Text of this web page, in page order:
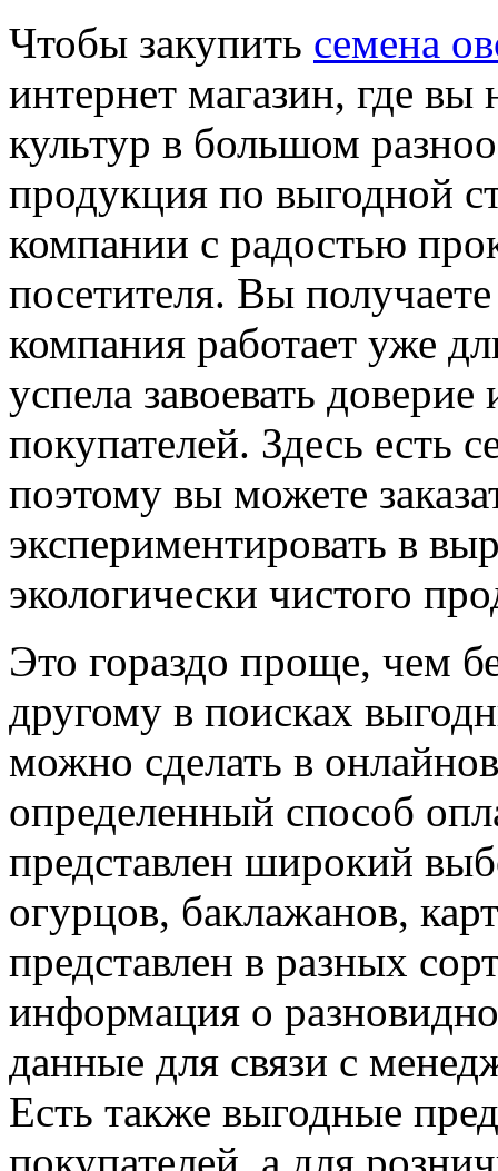
Чтобы закупить семена
интернет магазин, где
культур в большом
продукция по выгодной
компании с радостью
посетителя. Вы
компания работает уже
успела завоевать
покупателей. Здесь есть
поэтому вы можете
экспериментировать в
экологически чистого
Это гораздо проще, чем
другому в поисках
можно сделать в
определенный способ
представлен широкий
огурцов, баклажанов,
представлен в разных
информация о
данные для связи с
Есть также выгодные
покупателей, а для